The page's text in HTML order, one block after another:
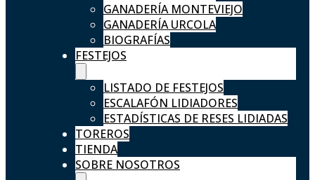
GANADERÍA MONTEVIEJO
GANADERÍA URCOLA
BIOGRAFÍAS
FESTEJOS
LISTADO DE FESTEJOS
ESCALAFÓN LIDIADORES
ESTADÍSTICAS DE RESES LIDIADAS
TOREROS
TIENDA
SOBRE NOSOTROS